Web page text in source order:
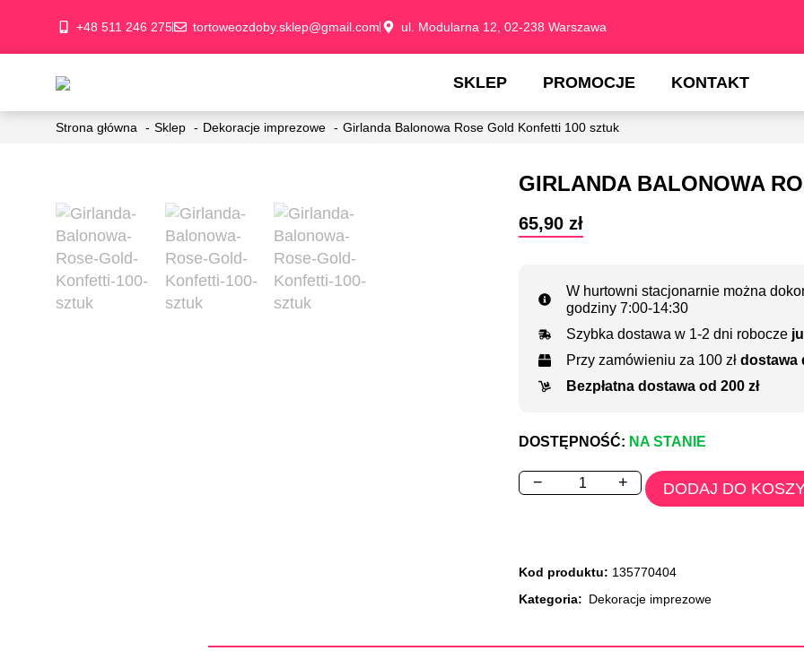
+48 511 246 275 tortoweozdoby.sklep@gmail.com ul. Modularna 12, 02-238 Warszawa
SKLEP PROMOCJE KONTAKT
Strona główna Sklep Dekoracje imprezowe Girlanda Balonowa Rose Gold Konfetti 100 sztuk
GIRLANDA BALONOWA
65,90 zł
W hurtowni stacjonarnie można
godziny 7:00-14:30
Szybka dostawa w 1-2 dni robocze
Przy zamówieniu za 100 zł dostawa
Bezpłatna dostawa od 200 zł
DOSTĘPNOŚĆ: NA STANIE
− + DODAJ DO
Kod produktu: 135770404
Kategoria: Dekoracje imprezowe